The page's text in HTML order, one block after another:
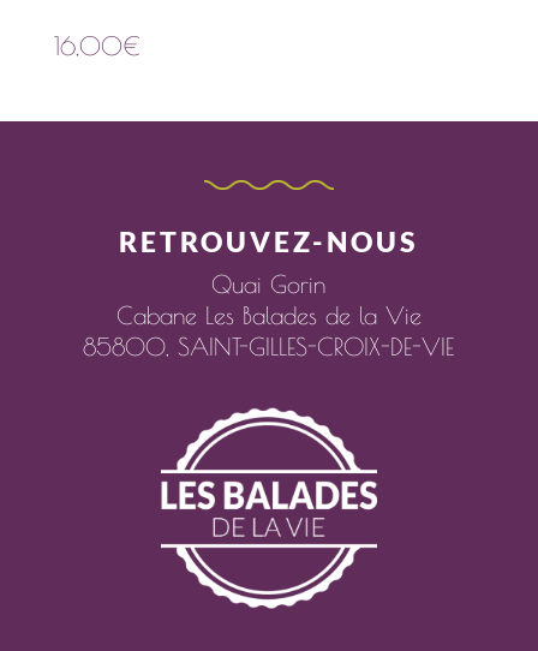
16,00€
RETROUVEZ-NOUS
Quai Gorin
Cabane Les Balades de la Vie
85800,SAINT-GILLES-CROIX-DE-VIE